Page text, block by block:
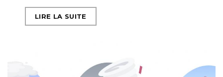
LIRE LA SUITE